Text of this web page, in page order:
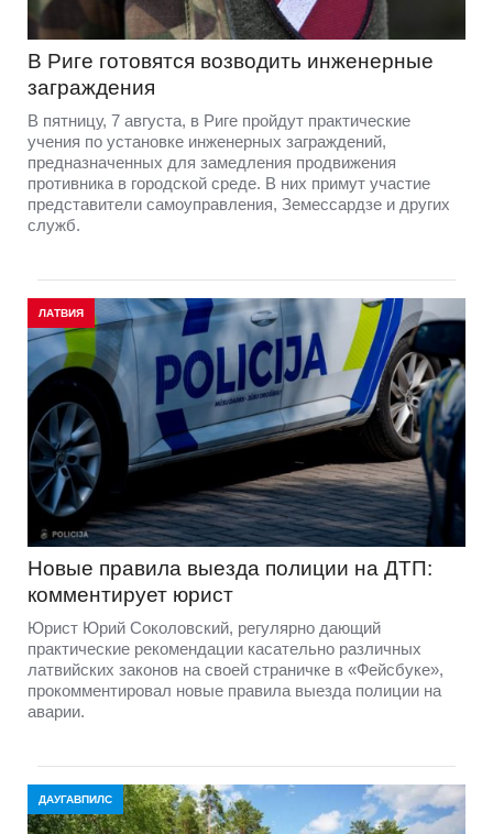
В Риге готовятся возводить инженерные
заграждения
В пятницу, 7 августа, в Риге пройдут практические
учения по установке инженерных заграждений,
предназначенных для замедления продвижения
противника в городской среде. В них примут участие
представители самоуправления, Земессардзе и других
служб.
ЛАТВИЯ
Новые правила выезда полиции на ДТП:
комментирует юрист
Юрист Юрий Соколовский, регулярно дающий
практические рекомендации касательно различных
латвийских законов на своей страничке в «Фейсбуке»,
прокомментировал новые правила выезда полиции на
аварии.
ДАУГАВПИЛС